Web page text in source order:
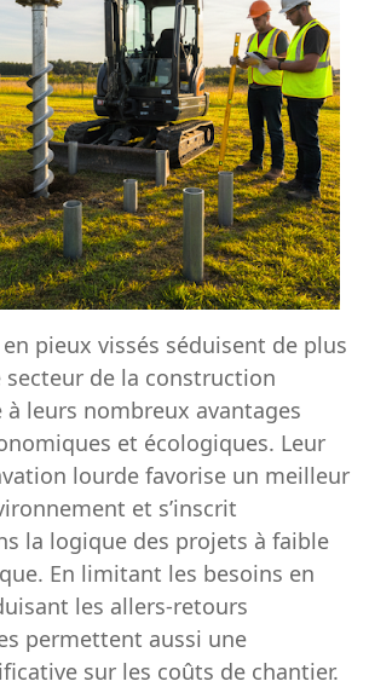
pieux vissés séduisent de plus
secteur de la construction
à leurs nombreux avantages
et écologiques. Leur
lourde favorise un meilleur
et s’inscrit
la logique des projets à faible
En limitant les besoins en
les allers-retours
permettent aussi une
sur les coûts de chantier.